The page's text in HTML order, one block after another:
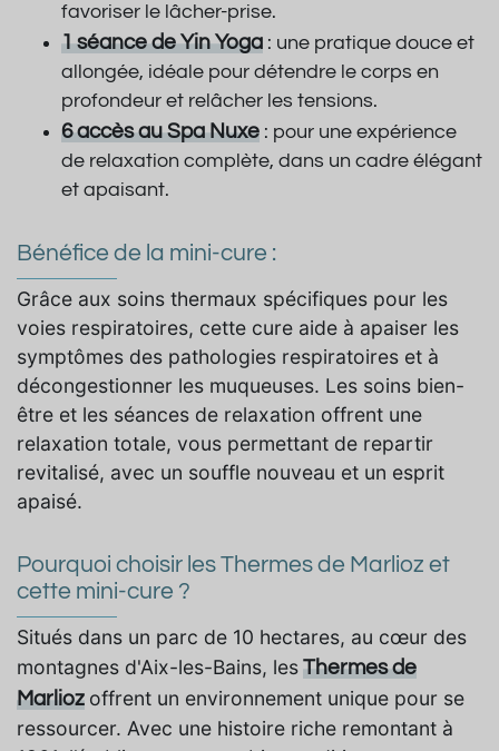
favoriser le lâcher-prise.
1 séance de Yin Yoga : une pratique douce et
allongée, idéale pour détendre le corps en
profondeur et relâcher les tensions.
6 accès au Spa Nuxe : pour une expérience
de relaxation complète, dans un cadre élégant
et apaisant.
Bénéfice de la mini-cure :
Grâce aux soins thermaux spécifiques pour les
voies respiratoires, cette cure aide à apaiser les
symptômes des pathologies respiratoires et à
décongestionner les muqueuses. Les soins bien-
être et les séances de relaxation offrent une
relaxation totale, vous permettant de repartir
revitalisé, avec un souffle nouveau et un esprit
apaisé.
Pourquoi choisir les Thermes de Marlioz et
cette mini-cure ?
Situés dans un parc de 10 hectares, au cœur des
montagnes d'Aix-les-Bains, les Thermes de
Marlioz offrent un environnement unique pour se
ressourcer. Avec une histoire riche remontant à